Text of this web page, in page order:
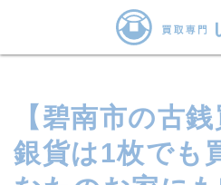
【碧南市の古
銀貨は1枚でも